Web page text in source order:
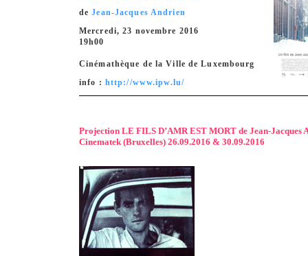
deJean-Jacques Andrien
Mercredi, 23 novembre 2016
19h00
Cinémathèque de la Ville de Luxembourg
info : http://www.ipw.lu/
Projection LE FILS D’AMR EST MORT de Jean-Jacques
Cinematek (Bruxelles) 26.09.2016 & 30.09.2016